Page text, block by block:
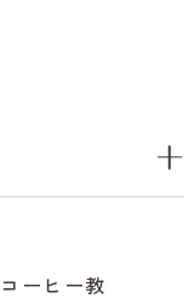
ーヒー教